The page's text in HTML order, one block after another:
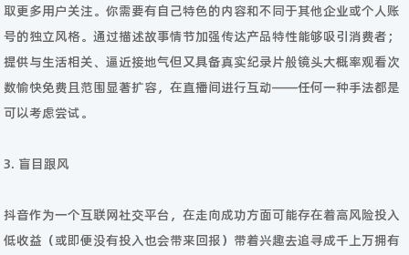
取更多用户关注。你需要有自己特色的内容和不同于其他企业或个人账
号的独立风格。通过描述故事情节加强传达产品特性能够吸引消费者；
提供与生活相关、逼近接地气但又具备真实纪录片般镜头大概率观看次
数愉快免费且范围显著扩容，在直播间进行互动——任何一种手法都是
可以考虑尝试。
3. 盲目跟风
抖音作为一个互联网社交平台，在走向成功方面可能存在着高风险投入
低收益（或即便没有投入也会带来回报）带着兴趣去追寻成千上万拥有